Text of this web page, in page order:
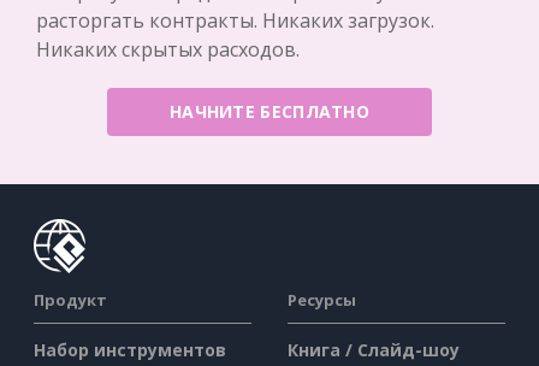
расторгать контракты. Никаких загрузок.
Никаких скрытых расходов.
НАЧНИТЕ БЕСПЛАТНО
Продукт
Набор инструментов
Ресурсы
Книга / Слайд-шоу